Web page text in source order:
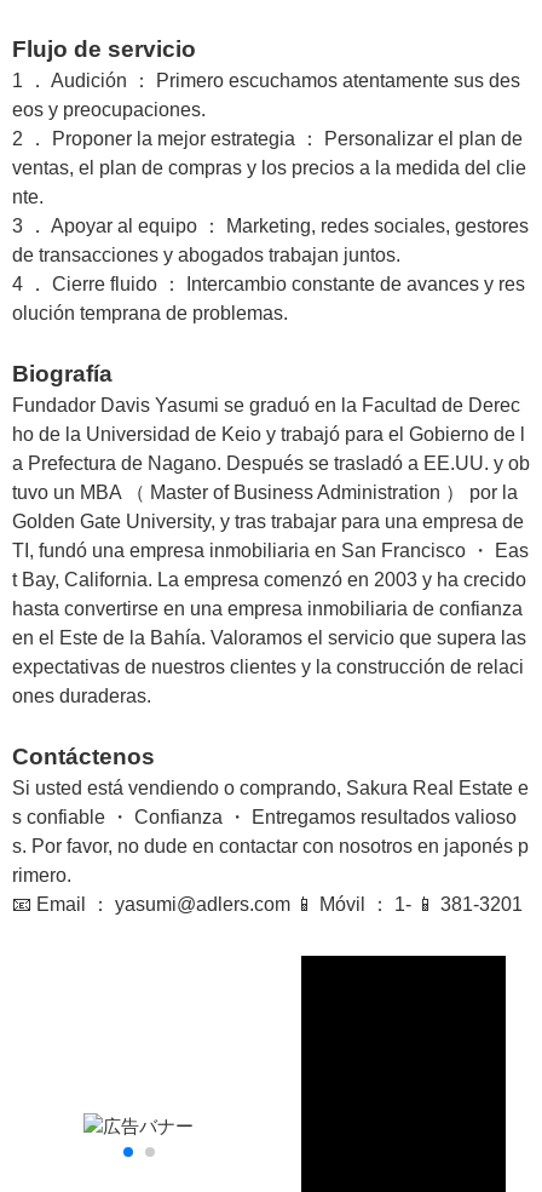
Flujo de servicio
1 ． Audición ： Primero escuchamos atentamente sus des
eos y preocupaciones.
2 ． Proponer la mejor estrategia ： Personalizar el plan de
ventas, el plan de compras y los precios a la medida del clie
nte.
3 ． Apoyar al equipo ： Marketing, redes sociales, gestores
de transacciones y abogados trabajan juntos.
4 ． Cierre fluido ： Intercambio constante de avances y res
olución temprana de problemas.
Biografía
Fundador Davis Yasumi se graduó en la Facultad de Derec
ho de la Universidad de Keio y trabajó para el Gobierno de l
a Prefectura de Nagano. Después se trasladó a EE.UU. y ob
tuvo un MBA （ Master of Business Administration ） por la
Golden Gate University, y tras trabajar para una empresa de
TI, fundó una empresa inmobiliaria en San Francisco ・ Eas
t Bay, California. La empresa comenzó en 2003 y ha crecido
hasta convertirse en una empresa inmobiliaria de confianza
en el Este de la Bahía. Valoramos el servicio que supera las
expectativas de nuestros clientes y la construcción de relaci
ones duraderas.
Contáctenos
Si usted está vendiendo o comprando, Sakura Real Estate e
s confiable ・ Confianza ・ Entregamos resultados valioso
s. Por favor, no dude en contactar con nosotros en japonés p
rimero.
📧 Email ： yasumi@adlers.com 📱 Móvil ： 1- 📱 381-3201